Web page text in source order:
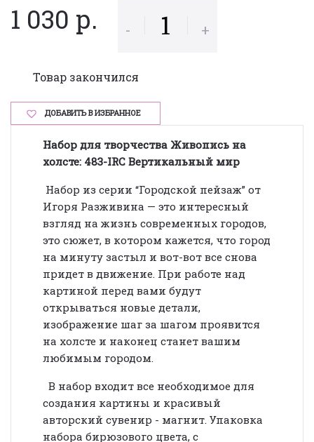
1 030 р. - +
Товар закончился
ДОБАВИТЬ В ИЗБРАННОЕ
Набор для творчества Живопись на
холсте: 483-IRC Вертикальный мир
Набор из серии “Городской пейзаж” от
Игоря Разживина — это интересный
взгляд на жизнь современных городов,
это сюжет, в котором кажется, что город
на минуту застыл и вот-вот все снова
придет в движение. При работе над
картиной перед вами будут
открываться новые детали,
изображение шаг за шагом проявится
на холсте и наконец станет вашим
любимым городом.
В набор входит все необходимое для
создания картины и красивый
авторский сувенир - магнит. Упаковка
набора бирюзового цвета, с